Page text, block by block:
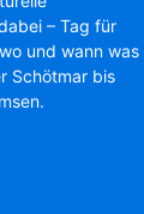
– Tag für
und wann was
Schötmar bis